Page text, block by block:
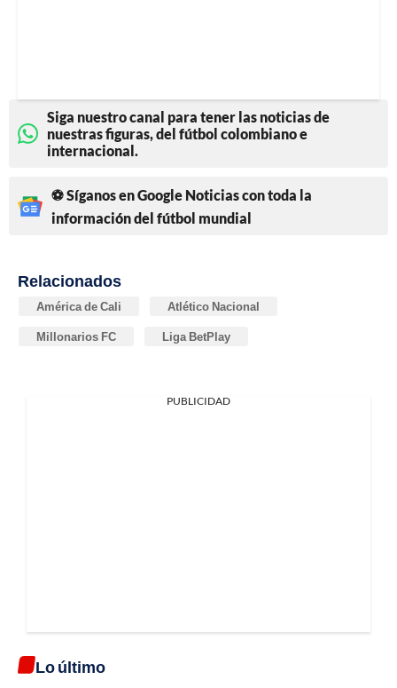
Siga nuestro canal para tener las noticias de
nuestras figuras, del fútbol colombiano e
internacional.
⚽ Síganos en Google Noticias con toda la
información del fútbol mundial
Relacionados
América de Cali Atlético Nacional
Millonarios FC Liga BetPlay
PUBLICIDAD
Lo último